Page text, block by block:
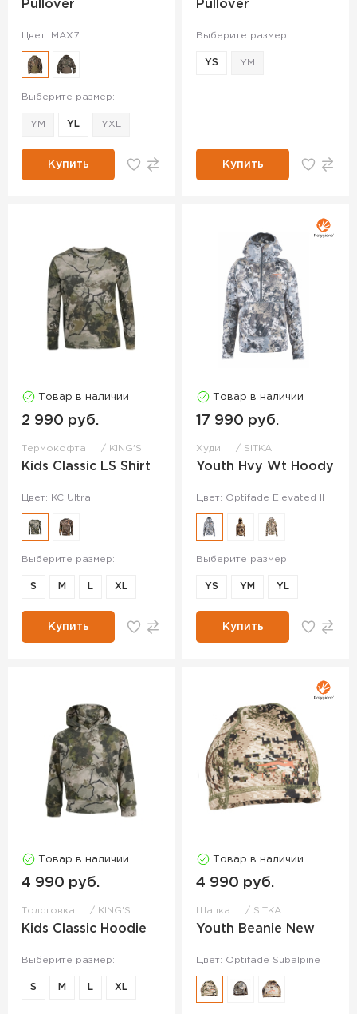
Pullover
Цвет: MAX7
Выберите размер:
YM YL YXL
Купить
Pullover
Выберите размер:
YS YM
Купить
Товар в наличии
2 990 руб.
Термокофта KING'S
Kids Classic LS Shirt
Цвет: KC Ultra
Выберите размер:
S M L XL
Купить
Товар в наличии
17 990 руб.
Худи SITKA
Youth Hvy Wt Hoody
Цвет: Optifade Elevated II
Выберите размер:
YS YM YL
Купить
Товар в наличии
4 990 руб.
Толстовка KING'S
Kids Classic Hoodie
Выберите размер:
S M L XL
Товар в наличии
4 990 руб.
Шапка SITKA
Youth Beanie New
Цвет: Optifade Subalpine